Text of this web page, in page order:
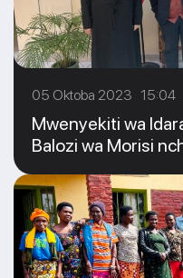
05 Oktoba 2023 15:04
Mwenyekiti wa
Balozi wa Morisi